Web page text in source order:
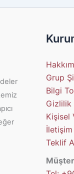
Grup
Bilgi
Gizlilik
Kişisel
Teklif